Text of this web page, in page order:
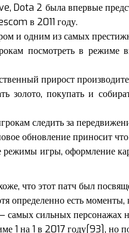
Dota 2 была впервые
в 2011 году.
и одним из самых
посмотреть в режиме
прирост
золото, покупать и
следить за
обновление приносит
игры, оформление
что этот патч был
есть моменты,
сильных
1 на 1 в 2017 году[93], но